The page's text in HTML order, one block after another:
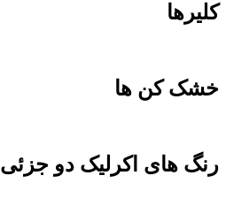
کلیرها
خشک کن ها
رنگ های اکرلیک دو جزئی